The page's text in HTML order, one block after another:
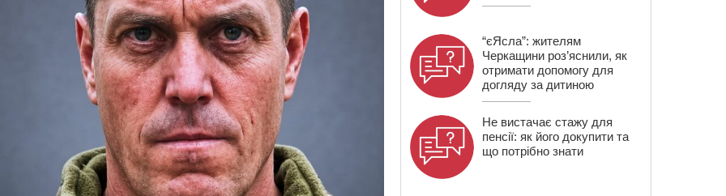
“єЯсла”: жителям
Черкащини роз’яснили, як
отримати допомогу для
догляду за дитиною
Не вистачає стажу для
пенсії: як його докупити та
що потрібно знати